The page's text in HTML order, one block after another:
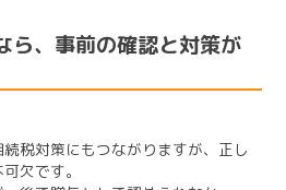
ら、事前の確認と対策が
税対策にもつながりますが、正し
欠です。